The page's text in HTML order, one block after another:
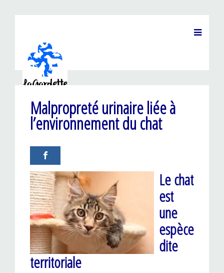
Malpropreté urinaire liée à
l’environnement du chat
Le chat
est
une
espèce
dite
territoriale